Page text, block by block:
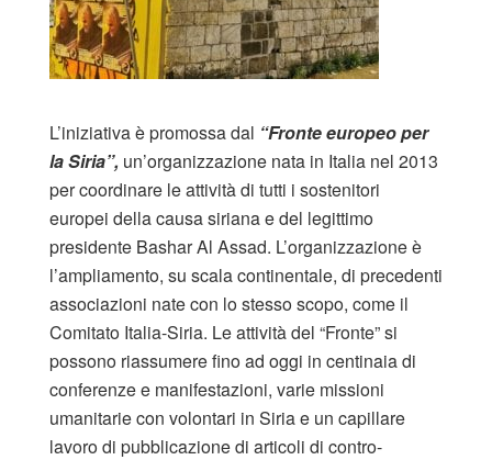
L’iniziativa è promossa dal “Fronte europeo per
la Siria”, un’organizzazione nata in Italia nel 2013
per coordinare le attività di tutti i sostenitori
europei della causa siriana e del legittimo
presidente Bashar Al Assad. L’organizzazione è
l’ampliamento, su scala continentale, di precedenti
associazioni nate con lo stesso scopo, come il
Comitato Italia-Siria. Le attività del “Fronte” si
possono riassumere fino ad oggi in centinaia di
conferenze e manifestazioni, varie missioni
umanitarie con volontari in Siria e un capillare
lavoro di pubblicazione di articoli di contro-